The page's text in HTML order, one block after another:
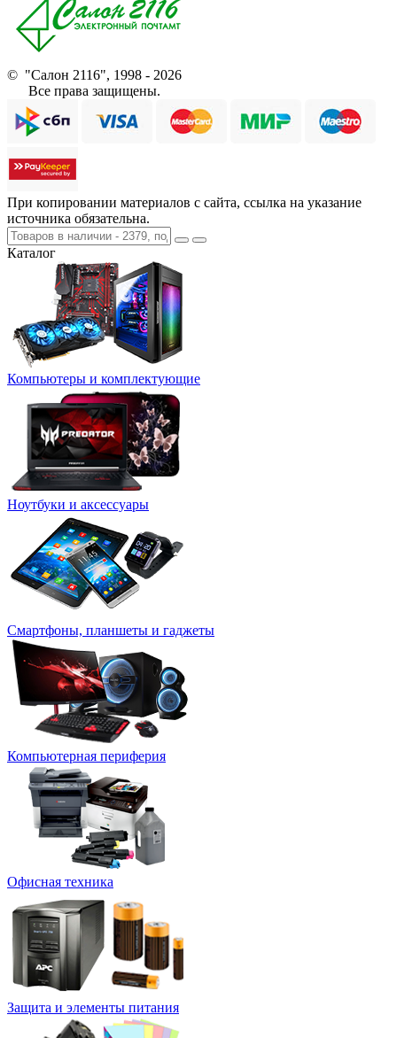
© "Салон 2116", 1998 - 2026
Все права защищены.
При копировании материалов с сайта, ссылка на указание
источника обязательна.
Каталог
Компьютеры и комплектующие
Ноутбуки и аксессуары
Смартфоны, планшеты и гаджеты
Компьютерная периферия
Офисная техника
Защита и элементы питания